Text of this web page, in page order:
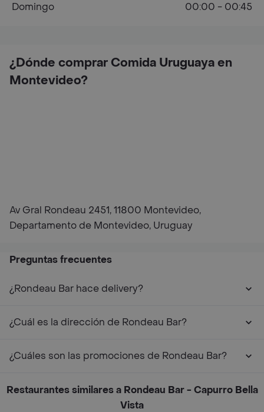
¿Dónde comprar Comida Uruguaya en
Montevideo?
Av Gral Rondeau 2451, 11800 Montevideo,
Departamento de Montevideo, Uruguay
Domingo
00:00 - 00:45
Preguntas frecuentes
¿Rondeau Bar hace delivery?
¿Cuál es la dirección de Rondeau Bar?
¿Cuáles son las promociones de Rondeau Bar?
Restaurantes similares a Rondeau Bar - Capurro Bella
Vista